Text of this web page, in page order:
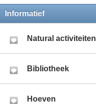
Informatief
Natural activiteiten
Bibliotheek
Hoeven